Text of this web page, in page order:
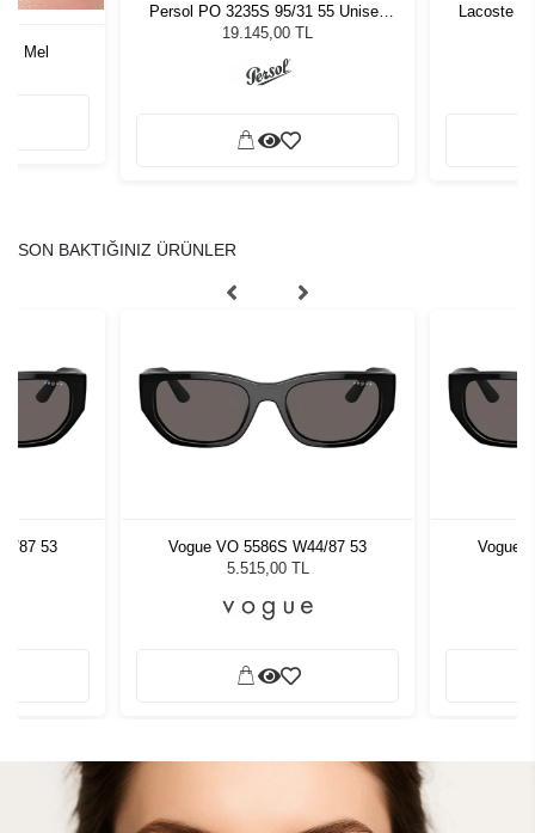
Mel
Persol PO 3235S 95/31 55 Unisex
Güneş Gözlüğü
19.145,00 TL
Lacoste
SON BAKTIĞINIZ ÜRÜNLER
87 53
Vogue VO 5586S W44/87 53
5.515,00 TL
Vogue